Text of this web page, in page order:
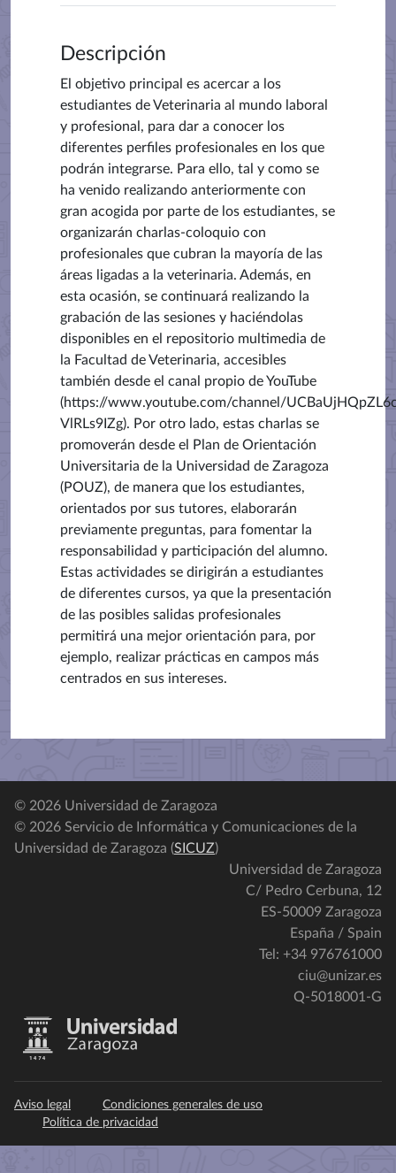
Descripción
El objetivo principal es acercar a los
estudiantes de Veterinaria al mundo laboral
y profesional, para dar a conocer los
diferentes perfiles profesionales en los que
podrán integrarse. Para ello, tal y como se
ha venido realizando anteriormente con
gran acogida por parte de los estudiantes, se
organizarán charlas-coloquio con
profesionales que cubran la mayoría de las
áreas ligadas a la veterinaria. Además, en
esta ocasión, se continuará realizando la
grabación de las sesiones y haciéndolas
disponibles en el repositorio multimedia de
la Facultad de Veterinaria, accesibles
también desde el canal propio de YouTube
(https://www.youtube.com/channel/
VlRLs9IZg). Por otro lado, estas charlas se
promoverán desde el Plan de Orientación
Universitaria de la Universidad de Zaragoza
(POUZ), de manera que los estudiantes,
orientados por sus tutores, elaborarán
previamente preguntas, para fomentar la
responsabilidad y participación del alumno.
Estas actividades se dirigirán a estudiantes
de diferentes cursos, ya que la presentación
de las posibles salidas profesionales
permitirá una mejor orientación para, por
ejemplo, realizar prácticas en campos más
centrados en sus intereses.
© 2026 Universidad de Zaragoza
© 2026 Servicio de Informática y Comunicaciones de la
Universidad de Zaragoza (SICUZ)
Universidad de Zaragoza
C/ Pedro Cerbuna, 12
ES-50009 Zaragoza
España / Spain
Tel: +34 976761000
ciu@unizar.es
Q-5018001-G
Aviso legal
Condiciones generales de uso
Política de privacidad